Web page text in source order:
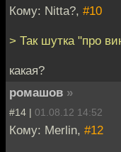
Кому: Nitta?, #10
> Так шутка "про
какая?
ромашов »
#14 | 01.08.12 14:52
Кому: Merlin, #12